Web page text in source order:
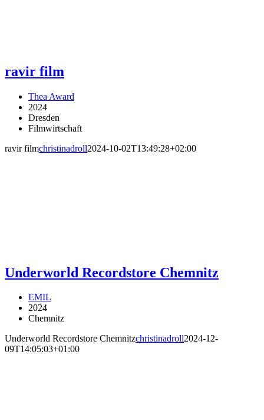
ravir film
Thea Award
2024
Dresden
Filmwirtschaft
ravir filmchristinadroll2024-10-02T13:49:28+02:00
Underworld Recordstore Chemnitz
EMIL
2024
Chemnitz
Underworld Recordstore Chemnitzchristinadroll2024-12-
09T14:05:03+01:00